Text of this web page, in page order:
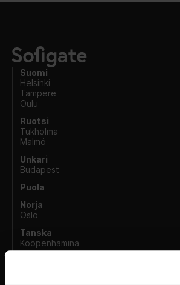
Suomi
Helsinki
Tampere
Oulu
Ruotsi
Tukholma
Malmö
Unkari
Budapest
Puola
Norja
Oslo
Tanska
Kööpenhamina